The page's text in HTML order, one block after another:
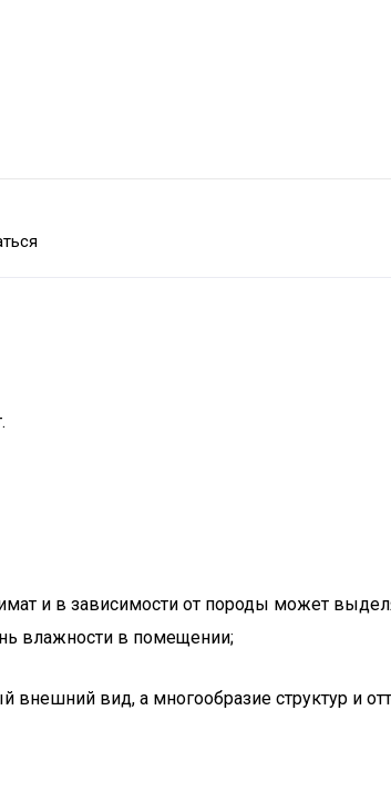
и в зависимости от породы может
влажности в помещении;
внешний вид, а многообразие структур и